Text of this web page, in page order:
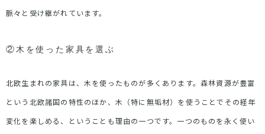
脈々と受け継がれています。
②木を使った家具を選ぶ
北欧生まれの家具は、木を使ったものが多くあります。森林資源が豊富
という北欧諸国の特性のほか、木（特に無垢材）を使うことでその経年
変化を楽しめる、ということも理由の一つです。一つのものを永く使い